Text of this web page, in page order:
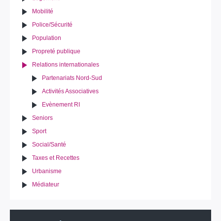
Mobilité
Police/Sécurité
Population
Propreté publique
Relations internationales
Partenariats Nord-Sud
Activités Associatives
Evènement RI
Seniors
Sport
Social/Santé
Taxes et Recettes
Urbanisme
Médiateur